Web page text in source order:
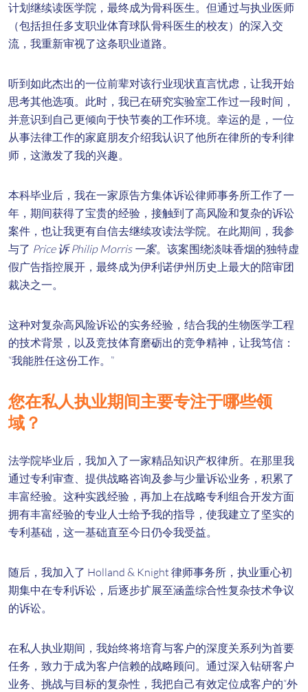
计划继续读医学院，最终成为骨科医生。但通过与执业医师
（包括担任多支职业体育球队骨科医生的校友）的深入交
流，我重新审视了这条职业道路。
听到如此杰出的一位前辈对该行业现状直言忧虑，让我开始
思考其他选项。此时，我已在研究实验室工作过一段时间，
并意识到自己更倾向于快节奏的工作环境。幸运的是，一位
从事法律工作的家庭朋友介绍我认识了他所在律所的专利律
师，这激发了我的兴趣。
本科毕业后，我在一家原告方集体诉讼律师事务所工作了一
年，期间获得了宝贵的经验，接触到了高风险和复杂的诉讼
案件，也让我更有自信去继续攻读法学院。在此期间，我参
与了 Price 诉 Philip Morris 一案。该案围绕淡味香烟的独特虚
假广告指控展开，最终成为伊利诺伊州历史上最大的陪审团
裁决之一。
这种对复杂高风险诉讼的实务经验，结合我的生物医学工程
的技术背景，以及竞技体育磨砺出的竞争精神，让我笃信：
“我能胜任这份工作。”
您在私人执业期间主要专注于哪些领
域？
法学院毕业后，我加入了一家精品知识产权律所。在那里我
通过专利审查、提供战略咨询及参与少量诉讼业务，积累了
丰富经验。这种实践经验，再加上在战略专利组合开发方面
拥有丰富经验的专业人士给予我的指导，使我建立了坚实的
专利基础，这一基础直至今日仍令我受益。
随后，我加入了 Holland & Knight 律师事务所，执业重心初
期集中在专利诉讼，后逐步扩展至涵盖综合性复杂技术争议
的诉讼。
在私人执业期间，我始终将培育与客户的深度关系列为首要
任务，致力于成为客户信赖的战略顾问。通过深入钻研客户
业务、挑战与目标的复杂性，我把自己有效定位成客户的“外